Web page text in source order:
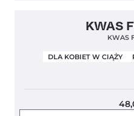
KWAS
KWAS
DLA KOBIET W CIĄŻY